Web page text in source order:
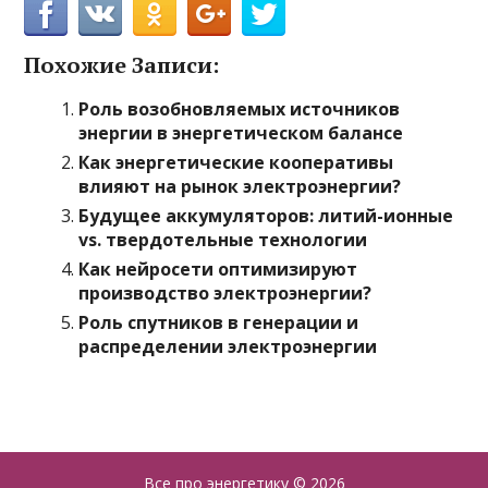
Похожие Записи:
Роль возобновляемых источников
энергии в энергетическом балансе
Как энергетические кооперативы
влияют на рынок электроэнергии?
Будущее аккумуляторов: литий-ионные
vs. твердотельные технологии
Как нейросети оптимизируют
производство электроэнергии?
Роль спутников в генерации и
распределении электроэнергии
Все про энергетику© 2026